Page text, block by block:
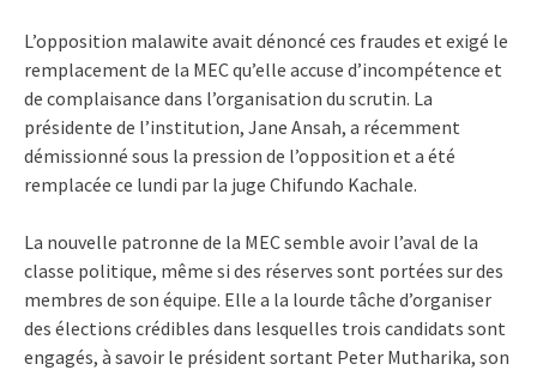
L’opposition malawite avait dénoncé ces fraudes et exigé le
remplacement de la MEC qu’elle accuse d’incompétence et
de complaisance dans l’organisation du scrutin. La
présidente de l’institution, Jane Ansah, a récemment
démissionné sous la pression de l’opposition et a été
remplacée ce lundi par la juge Chifundo Kachale.
La nouvelle patronne de la MEC semble avoir l’aval de la
classe politique, même si des réserves sont portées sur des
membres de son équipe. Elle a la lourde tâche d’organiser
des élections crédibles dans lesquelles trois candidats sont
engagés, à savoir le président sortant Peter Mutharika, son